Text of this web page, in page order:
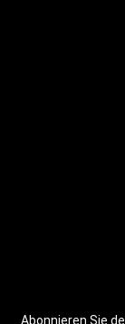
Abonnieren Sie